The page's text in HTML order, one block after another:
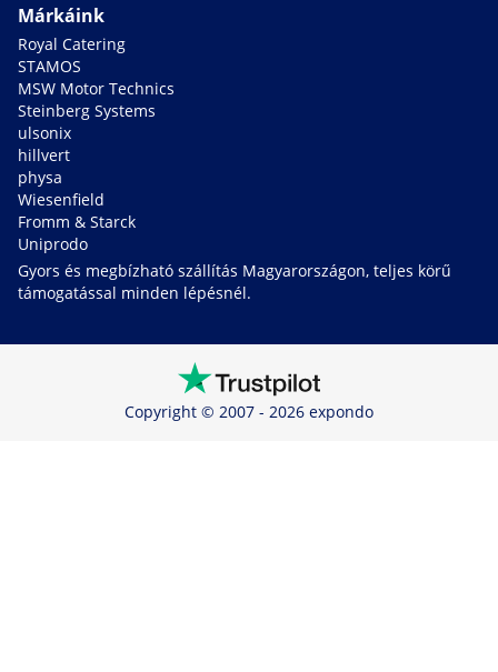
Márkáink
Royal Catering
STAMOS
MSW Motor Technics
Steinberg Systems
ulsonix
hillvert
physa
Wiesenfield
Fromm & Starck
Uniprodo
Gyors és megbízható szállítás Magyarországon, teljes körű
támogatással minden lépésnél.
Copyright © 2007 - 2026 expondo